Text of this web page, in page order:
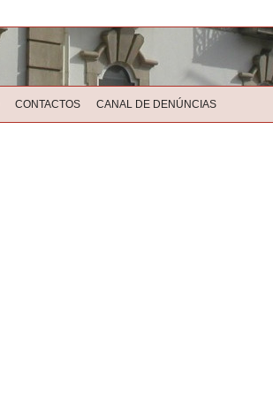
CONTACTOS CANAL DE DENÚNCIAS